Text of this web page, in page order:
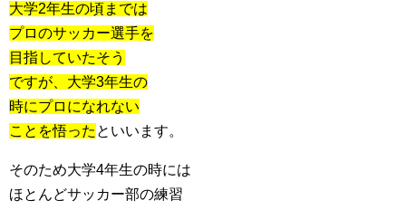
大学2年生の頃までは
プロのサッカー選手を
目指していたそう
ですが、大学3年生の
時にプロになれない
ことを悟った といいます。
そのため大学4年生の時には
ほとんどサッカー部の練習